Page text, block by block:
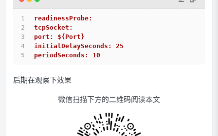
readinessProbe:
tcpSocket:
port: ${Port}
initialDelaySeconds: 25
periodSeconds: 10
后期在观察下效果
微信扫描下方的二维码阅读本文